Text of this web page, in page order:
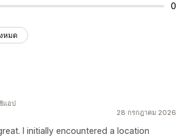
0
หมด
28 กรกฎาคม 2026
I initially encountered a location
แอป